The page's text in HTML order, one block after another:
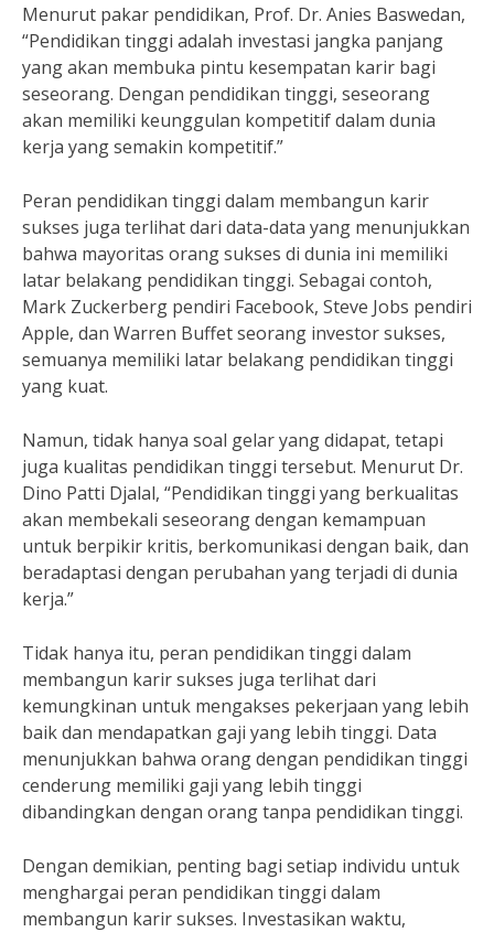
Menurut pakar pendidikan, Prof. Dr. Anies Baswedan,
“Pendidikan tinggi adalah investasi jangka panjang
yang akan membuka pintu kesempatan karir bagi
seseorang. Dengan pendidikan tinggi, seseorang
akan memiliki keunggulan kompetitif dalam dunia
kerja yang semakin kompetitif.”
Peran pendidikan tinggi dalam membangun karir
sukses juga terlihat dari data-data yang menunjukkan
bahwa mayoritas orang sukses di dunia ini memiliki
latar belakang pendidikan tinggi. Sebagai contoh,
Mark Zuckerberg pendiri Facebook, Steve Jobs pendiri
Apple, dan Warren Buffet seorang investor sukses,
semuanya memiliki latar belakang pendidikan tinggi
yang kuat.
Namun, tidak hanya soal gelar yang didapat, tetapi
juga kualitas pendidikan tinggi tersebut. Menurut Dr.
Dino Patti Djalal, “Pendidikan tinggi yang berkualitas
akan membekali seseorang dengan kemampuan
untuk berpikir kritis, berkomunikasi dengan baik, dan
beradaptasi dengan perubahan yang terjadi di dunia
kerja.”
Tidak hanya itu, peran pendidikan tinggi dalam
membangun karir sukses juga terlihat dari
kemungkinan untuk mengakses pekerjaan yang lebih
baik dan mendapatkan gaji yang lebih tinggi. Data
menunjukkan bahwa orang dengan pendidikan tinggi
cenderung memiliki gaji yang lebih tinggi
dibandingkan dengan orang tanpa pendidikan tinggi.
Dengan demikian, penting bagi setiap individu untuk
menghargai peran pendidikan tinggi dalam
membangun karir sukses. Investasikan waktu,